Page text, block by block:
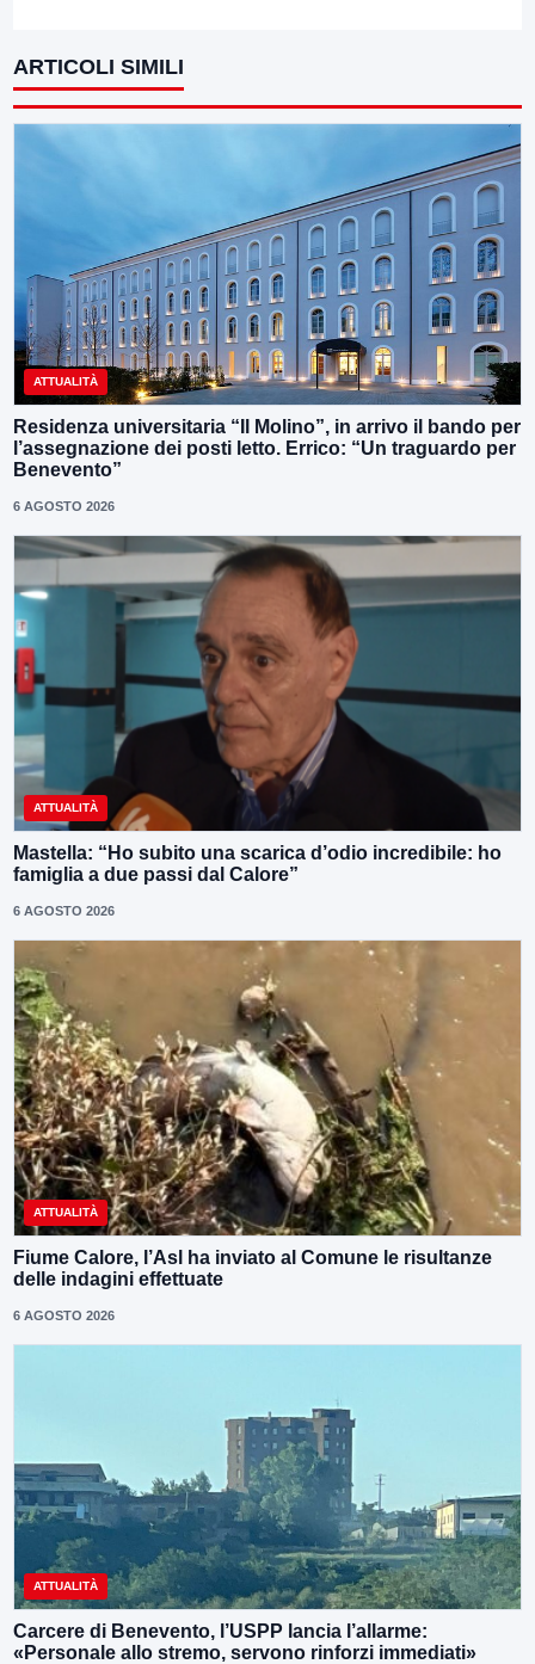
ARTICOLI SIMILI
ATTUALITÀ
Residenza universitaria “Il Molino”, in arrivo il bando per
l’assegnazione dei posti letto. Errico: “Un traguardo per
Benevento”
6 AGOSTO 2026
ATTUALITÀ
Mastella: “Ho subito una scarica d’odio incredibile: ho
famiglia a due passi dal Calore”
6 AGOSTO 2026
ATTUALITÀ
Fiume Calore, l’Asl ha inviato al Comune le risultanze
delle indagini effettuate
6 AGOSTO 2026
ATTUALITÀ
Carcere di Benevento, l’USPP lancia l’allarme:
«Personale allo stremo, servono rinforzi immediati»